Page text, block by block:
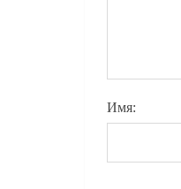
Имя: